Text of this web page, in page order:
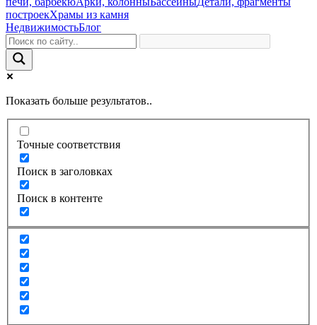
построекХрамы из камня
НедвижимостьБлог
Показать больше результатов..
Точные соответствия
Поиск в заголовках
Поиск в контенте